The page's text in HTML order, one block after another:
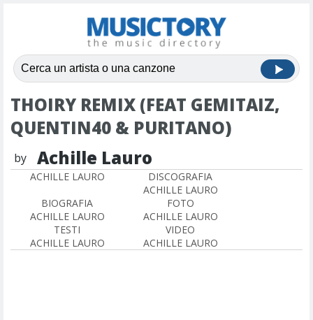
THOIRY REMIX (FEAT GEMITAIZ,
QUENTIN40 & PURITANO)
by Achille Lauro
ACHILLE LAURO
DISCOGRAFIA
ACHILLE LAURO
BIOGRAFIA
ACHILLE LAURO
FOTO
ACHILLE LAURO
TESTI
ACHILLE LAURO
VIDEO
ACHILLE LAURO